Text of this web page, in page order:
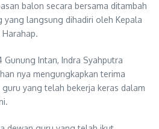
balon secara bersama ditambah
langsung dihadiri oleh Kepala
Gunung Intan, Indra Syahputra
nya mengungkapkan terima
yang telah bekerja keras dalam